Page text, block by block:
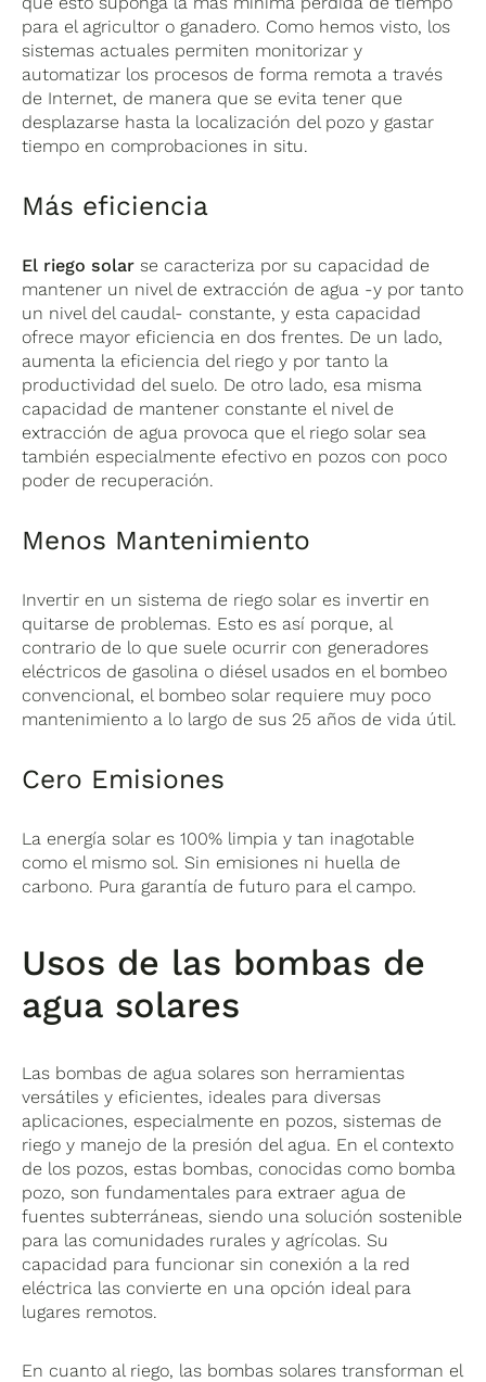
para el agricultor o ganadero. Como hemos visto, los
sistemas actuales permiten monitorizar y
automatizar los procesos de forma remota a través
de Internet, de manera que se evita tener que
desplazarse hasta la localización del pozo y gastar
tiempo en comprobaciones in situ.
Más eficiencia
El riego solar se caracteriza por su capacidad de
mantener un nivel de extracción de agua -y por tanto
un nivel del caudal- constante, y esta capacidad
ofrece mayor eficiencia en dos frentes. De un lado,
aumenta la eficiencia del riego y por tanto la
productividad del suelo. De otro lado, esa misma
capacidad de mantener constante el nivel de
extracción de agua provoca que el riego solar sea
también especialmente efectivo en pozos con poco
poder de recuperación.
Menos Mantenimiento
Invertir en un sistema de riego solar es invertir en
quitarse de problemas. Esto es así porque, al
contrario de lo que suele ocurrir con generadores
eléctricos de gasolina o diésel usados en el bombeo
convencional, el bombeo solar requiere muy poco
mantenimiento a lo largo de sus 25 años de vida útil.
Cero Emisiones
La energía solar es 100% limpia y tan inagotable
como el mismo sol. Sin emisiones ni huella de
carbono. Pura garantía de futuro para el campo.
Usos de las bombas de
agua solares
Las bombas de agua solares son herramientas
versátiles y eficientes, ideales para diversas
aplicaciones, especialmente en pozos, sistemas de
riego y manejo de la presión del agua. En el contexto
de los pozos, estas bombas, conocidas como bomba
pozo, son fundamentales para extraer agua de
fuentes subterráneas, siendo una solución sostenible
para las comunidades rurales y agrícolas. Su
capacidad para funcionar sin conexión a la red
eléctrica las convierte en una opción ideal para
lugares remotos.
En cuanto al riego, las bombas solares transforman el